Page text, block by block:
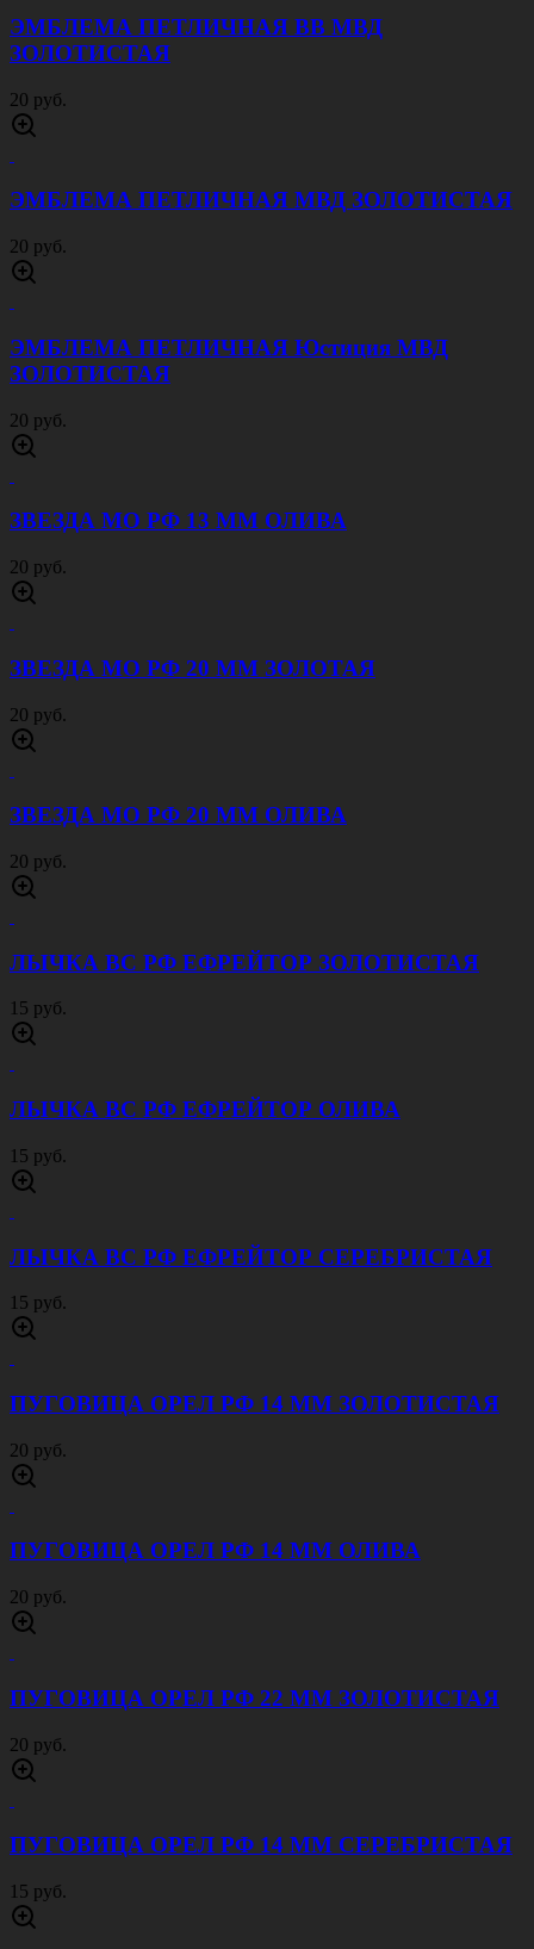
ЭМБЛЕМА ПЕТЛИЧНАЯ ВВ МВД
ЗОЛОТИСТАЯ
20 руб.
ЭМБЛЕМА ПЕТЛИЧНАЯ МВД ЗОЛОТИСТАЯ
20 руб.
ЭМБЛЕМА ПЕТЛИЧНАЯ Юстиция МВД
ЗОЛОТИСТАЯ
20 руб.
ЗВЕЗДА МО РФ 13 ММ ОЛИВА
20 руб.
ЗВЕЗДА МО РФ 20 ММ ЗОЛОТАЯ
20 руб.
ЗВЕЗДА МО РФ 20 ММ ОЛИВА
20 руб.
ЛЫЧКА ВС РФ ЕФРЕЙТОР ЗОЛОТИСТАЯ
15 руб.
ЛЫЧКА ВС РФ ЕФРЕЙТОР ОЛИВА
15 руб.
ЛЫЧКА ВС РФ ЕФРЕЙТОР СЕРЕБРИСТАЯ
15 руб.
ПУГОВИЦА ОРЕЛ РФ 14 ММ ЗОЛОТИСТАЯ
20 руб.
ПУГОВИЦА ОРЕЛ РФ 14 ММ ОЛИВА
20 руб.
ПУГОВИЦА ОРЕЛ РФ 22 ММ ЗОЛОТИСТАЯ
20 руб.
ПУГОВИЦА ОРЕЛ РФ 14 ММ СЕРЕБРИСТАЯ
15 руб.